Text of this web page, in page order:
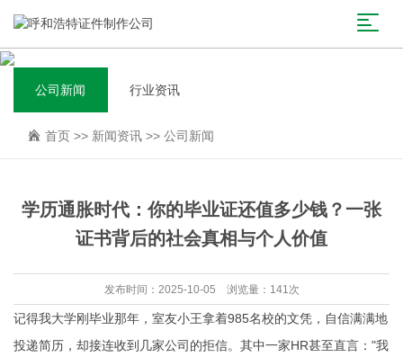
公司新闻 行业资讯
首页 >> 新闻资讯 >> 公司新闻
学历通胀时代：你的毕业证还值多少钱？一张
证书背后的社会真相与个人价值
发布时间：2025-10-05 浏览量：141次
记得我大学刚毕业那年，室友小王拿着985名校的文凭，自信满满地
投递简历，却接连收到几家公司的拒信。其中一家HR甚至直言："我